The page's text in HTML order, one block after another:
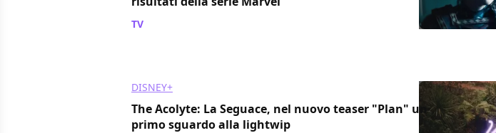
TV
DISNEY+
The Acolyte: La Seguace, nel nuovo teaser "Plan" un
primo sguardo alla lightwip